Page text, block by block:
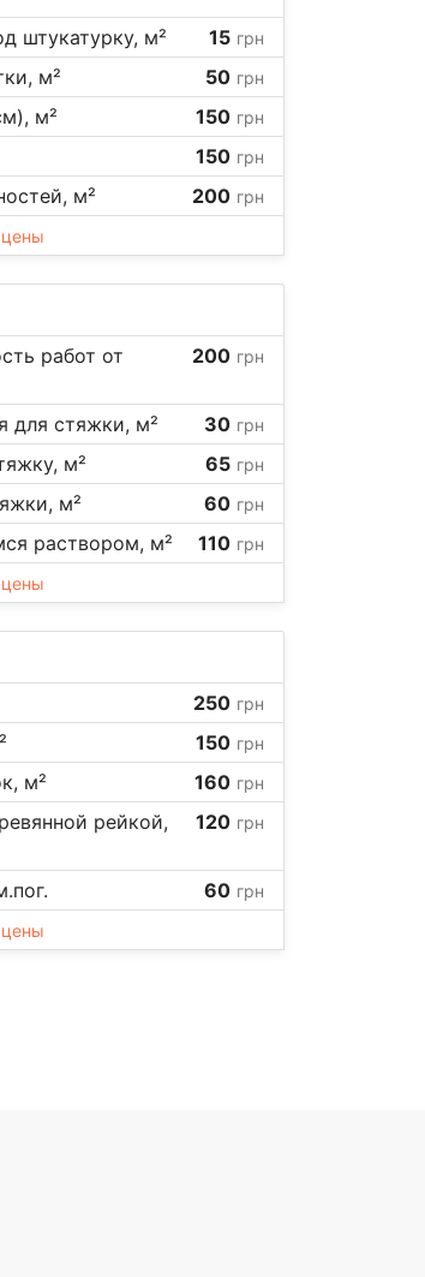
штукатурку, м² 15 грн
м² 50 грн
м² 150 грн
150 грн
м² 200 грн
работ от
200 грн
для стяжки, м² 30 грн
м² 65 грн
м² 60 грн
раствором, м² 110 грн
250 грн
150 грн
м² 160 грн
рейкой,
120 грн
60 грн